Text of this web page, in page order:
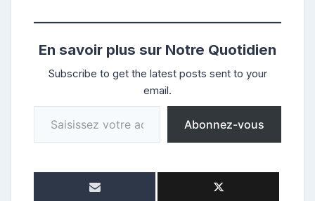
En savoir plus sur Notre Quotidien
Subscribe to get the latest posts sent to your
email.
Saisissez votre adresse e-mail…
Abonnez-vous